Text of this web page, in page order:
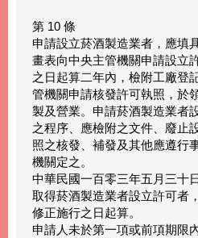
第 10 條
申請設立菸酒製造業者，應填
畫表向中央主管機關申請設立
之日起算二年內，檢附工廠登
管機關申請核發許可執照，於
製及營業。申請菸酒製造業者
之程序、應檢附之文件、廢止
照之核發、補發及其他應遵行
機關定之。
中華民國一百零三年五月三十
取得菸酒製造業者設立許可者
修正施行之日起算。
申請人未於第一項或前項期限